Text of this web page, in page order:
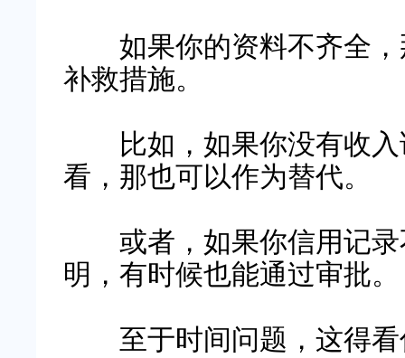
如果你的资料不齐全，
补救措施。
比如，如果你没有收入
看，那也可以作为替代。
或者，如果你信用记录
明，有时候也能通过审批。
至于时间问题，这得看